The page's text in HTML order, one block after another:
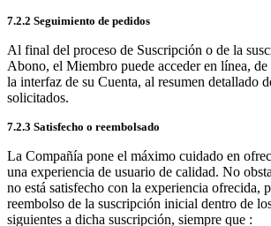
7.2.2 Seguimiento de pedidos
Al final del proceso de Suscripción o de la
Abono, el Miembro puede acceder en línea, de
la interfaz de su Cuenta, al resumen detallado
solicitados.
7.2.3 Satisfecho o reembolsado
La Compañía pone el máximo cuidado en
una experiencia de usuario de calidad. No
no está satisfecho con la experiencia ofrecida,
reembolso de la suscripción inicial dentro de
siguientes a dicha suscripción, siempre que :